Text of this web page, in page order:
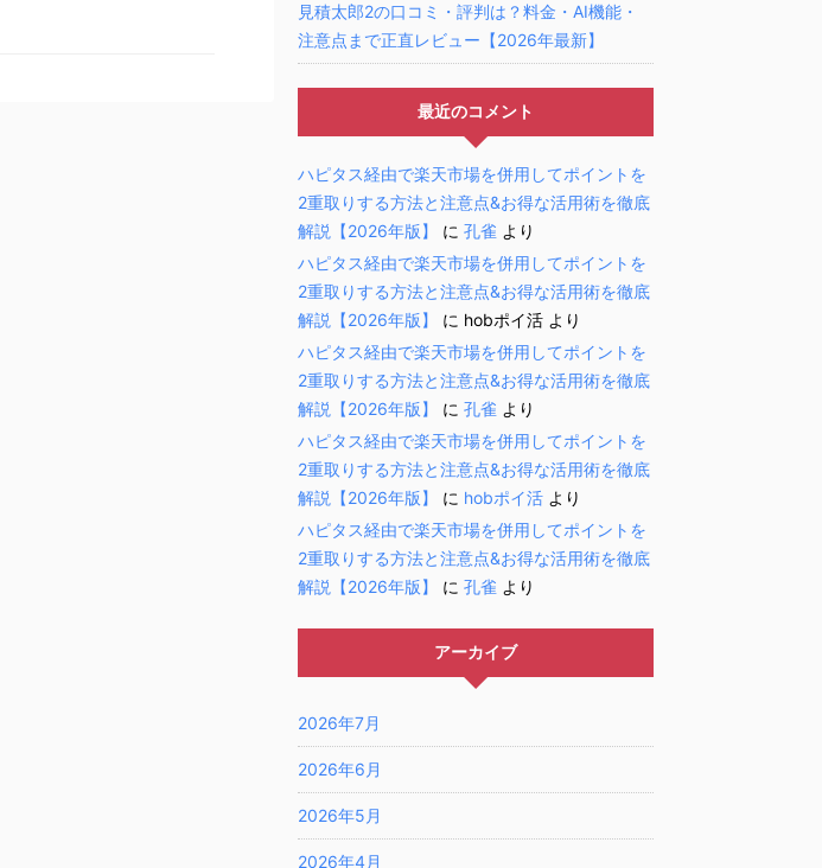
見積太郎2の口コミ・評判は？料金・AI機能・
注意点まで正直レビュー【2026年最新】
最近のコメント
ハピタス経由で楽天市場を併用してポイントを
2重取りする方法と注意点&お得な活用術を徹底
解説【2026年版】
に 孔雀 より
ハピタス経由で楽天市場を併用してポイントを
2重取りする方法と注意点&お得な活用術を徹底
解説【2026年版】
に hobポイ活 より
ハピタス経由で楽天市場を併用してポイントを
2重取りする方法と注意点&お得な活用術を徹底
解説【2026年版】
に 孔雀 より
ハピタス経由で楽天市場を併用してポイントを
2重取りする方法と注意点&お得な活用術を徹底
解説【2026年版】
に hobポイ活 より
ハピタス経由で楽天市場を併用してポイントを
2重取りする方法と注意点&お得な活用術を徹底
解説【2026年版】
に 孔雀 より
アーカイブ
2026年7月
2026年6月
2026年5月
2026年4月